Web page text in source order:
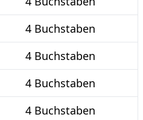
4 Buchstaben
4 Buchstaben
4 Buchstaben
4 Buchstaben